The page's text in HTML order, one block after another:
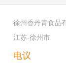
电议
徐州香丹青食品
江苏-徐州市